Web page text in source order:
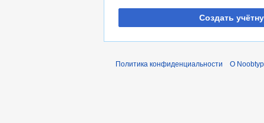
Создать
Политика конфиденциальности О